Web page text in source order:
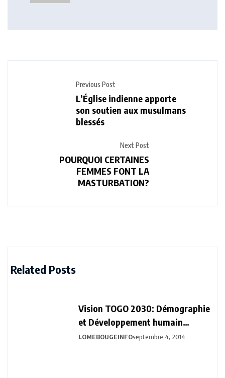
Previous Post
L’Église indienne apporte
son soutien aux musulmans
blessés
Next Post
POURQUOI CERTAINES
FEMMES FONT LA
MASTURBATION?
Related Posts
Vision TOGO 2030: Démographie
et Développement humain
durable
LOMEBOUGEINFOseptembre 4, 2014